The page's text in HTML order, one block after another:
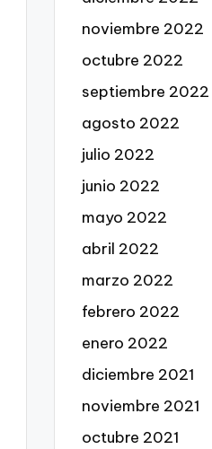
noviembre 2022
octubre 2022
septiembre 2022
agosto 2022
julio 2022
junio 2022
mayo 2022
abril 2022
marzo 2022
febrero 2022
enero 2022
diciembre 2021
noviembre 2021
octubre 2021